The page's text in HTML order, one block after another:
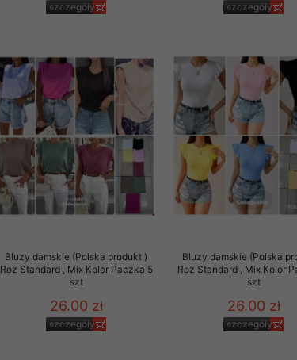
szczegóły szczegóły
Bluzy damskie (Polska produkt )
Roz Standard , Mix Kolor Paczka 5
szt
26.00 zł
szczegóły
Bluzy damskie (Polska
Roz Standard , Mix Kolor
szt
26.00 zł
szczegóły